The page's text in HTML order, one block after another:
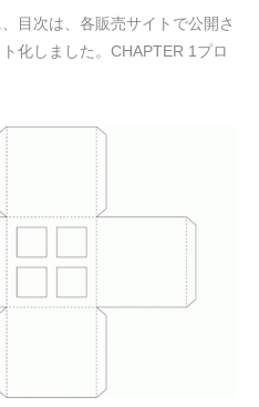
目次は、各販売サイトで公開さ
化しました。CHAPTER 1プロ